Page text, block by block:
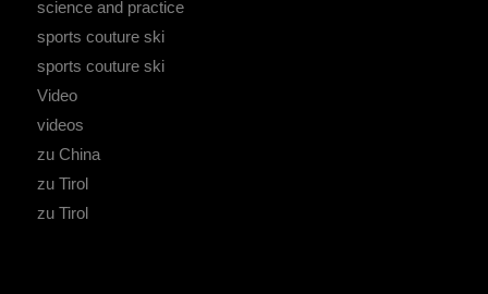
science and practice
sports couture ski
sports couture ski
Video
videos
zu China
zu Tirol
zu Tirol